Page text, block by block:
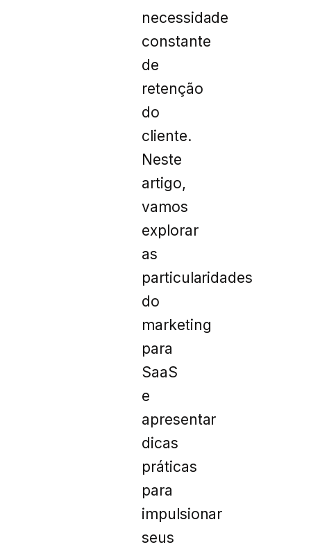
necessidade
constante
de
retenção
do
cliente.
Neste
artigo,
vamos
explorar
as
particularidades
do
marketing
para
SaaS
e
apresentar
dicas
práticas
para
impulsionar
seus